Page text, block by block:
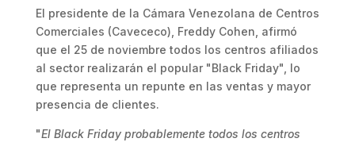
El presidente de la Cámara Venezolana de Centros
Comerciales (Cavececo), Freddy Cohen, afirmó
que el 25 de noviembre todos los centros afiliados
al sector realizarán el popular "Black Friday", lo
que representa un repunte en las ventas y mayor
presencia de clientes.
"El Black Friday probablemente todos los centros